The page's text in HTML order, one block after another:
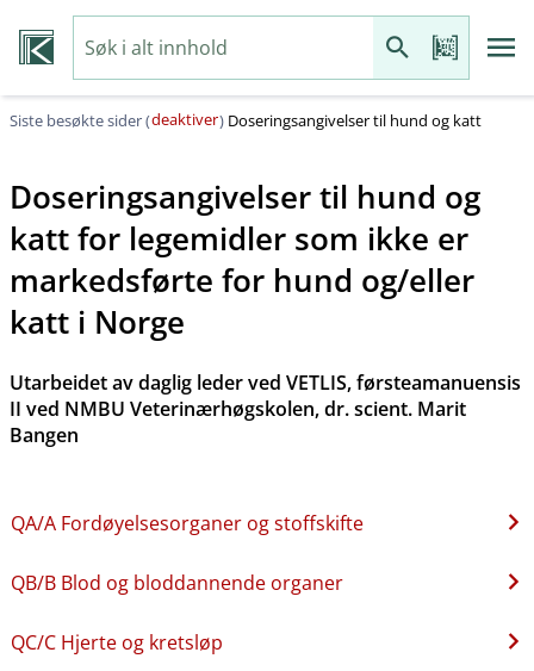
Siste besøkte sider (deaktiver) Doseringsangivelser til hund og katt
Doseringsangivelser til hund og
katt for legemidler som ikke er
markedsførte for hund og​/​eller
katt i Norge
Utarbeidet av daglig leder ved VETLIS, førsteamanuensis
II ved NMBU Veterinærhøgskolen, dr. scient. Marit
Bangen
QA​/​A Fordøyelsesorganer og stoffskifte
QB​/​B Blod og bloddannende organer
QC​/​C Hjerte og kretsløp